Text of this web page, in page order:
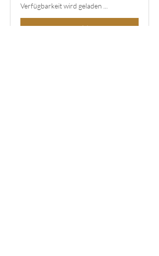
Verfügbarkeit wird geladen ...
Anmelden